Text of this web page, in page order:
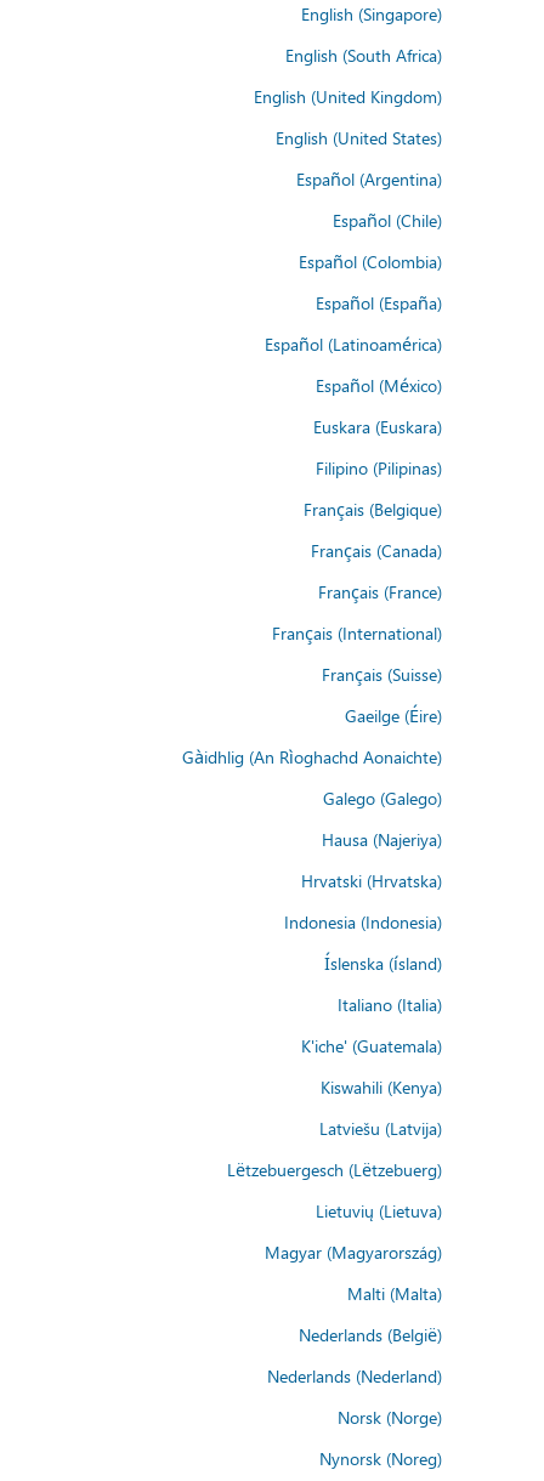
English (Singapore)
English (South Africa)
English (United Kingdom)
English (United States)
Español (Argentina)
Español (Chile)
Español (Colombia)
Español (España)
Español (Latinoamérica)
Español (México)
Euskara (Euskara)
Filipino (Pilipinas)
Français (Belgique)
Français (Canada)
Français (France)
Français (International)
Français (Suisse)
Gaeilge (Éire)
Gàidhlig (An Rìoghachd Aonaichte)
Galego (Galego)
Hausa (Najeriya)
Hrvatski (Hrvatska)
Indonesia (Indonesia)
Íslenska (ísland)
Italiano (Italia)
K'iche' (Guatemala)
Kiswahili (Kenya)
Latviešu (Latvija)
Lëtzebuergesch (Lëtzebuerg)
Lietuvių (Lietuva)
Magyar (Magyarország)
Malti (Malta)
Nederlands (België)
Nederlands (Nederland)
Norsk (Norge)
Nynorsk (Noreg)